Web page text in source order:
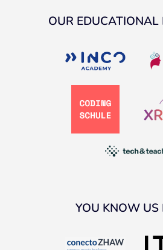
OUR EDUCATIONAL
YOU KNOW US